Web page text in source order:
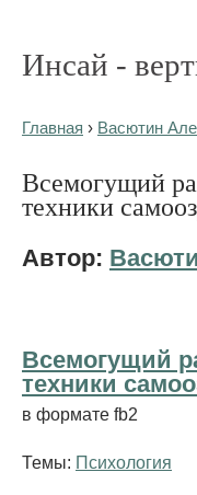
Инсай -
Главная › Васютин
Всемогущий
техники
Автор:
Всемогущий
техники
в формате fb2
Темы: Психология